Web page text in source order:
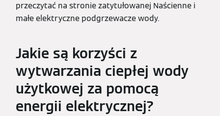
przeczytać na stronie zatytułowanej Naścienne i
małe elektryczne podgrzewacze wody.
Jakie są korzyści z
wytwarzania ciepłej wody
użytkowej za pomocą
energii elektrycznej?